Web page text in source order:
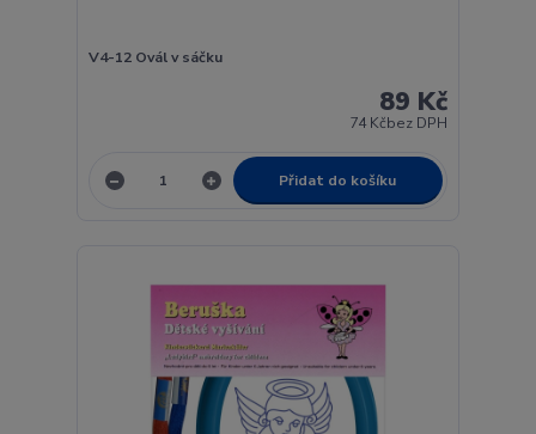
V4-12 Ovál v sáčku
89 Kč
74 Kčbez DPH
Přidat do košíku